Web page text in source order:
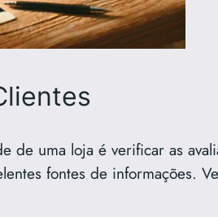
de uma loja é verificar as
fontes de informações.